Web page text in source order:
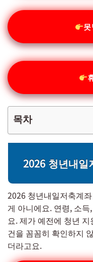
목차
2026 청년내일
2026 청년내일저축계
게 아니에요. 연령, 소
요. 제가 예전에 청년
건을 꼼꼼히 확인하지
더라고요.